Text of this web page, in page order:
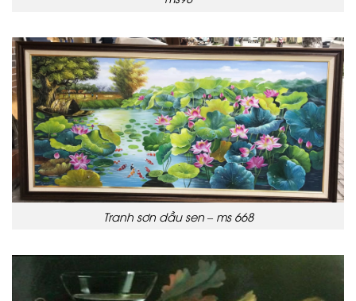
Tranh sơn dầu sen – ms 668